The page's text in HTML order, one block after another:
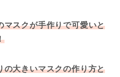
マスクが手作りで可愛いと
の大きいマスクの作り方と